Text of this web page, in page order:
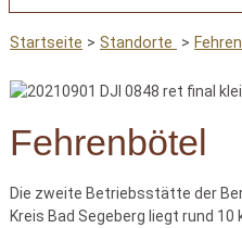
Startseite Standorte
Fehrenbötel
Die zweite Betriebsstätte der
Kreis Bad Segeberg liegt rund